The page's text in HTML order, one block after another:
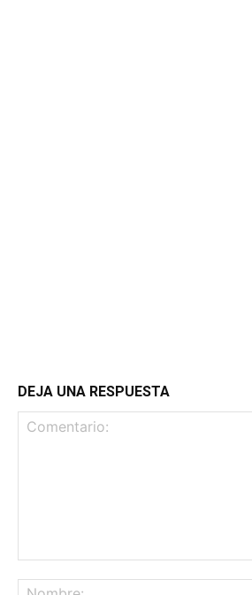
DEJA UNA RESPUESTA